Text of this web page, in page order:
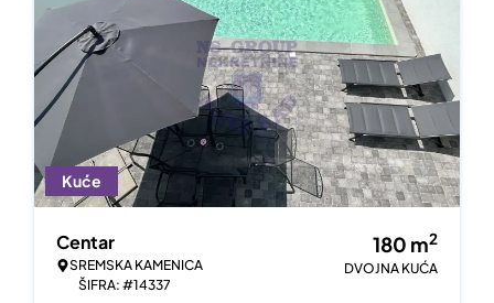
Kuće
Centar
SREMSKA KAMENICA
ŠIFRA: #14337
180 m2
DVOJNA KUĆA